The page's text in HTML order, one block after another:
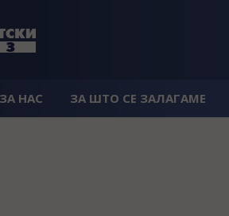
ЗА НАС ЗА ШТО СЕ ЗАЛАГАМЕ